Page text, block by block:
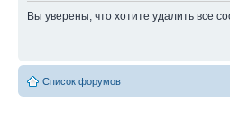
Вы уверены, что хотите удалить все
Список форумов